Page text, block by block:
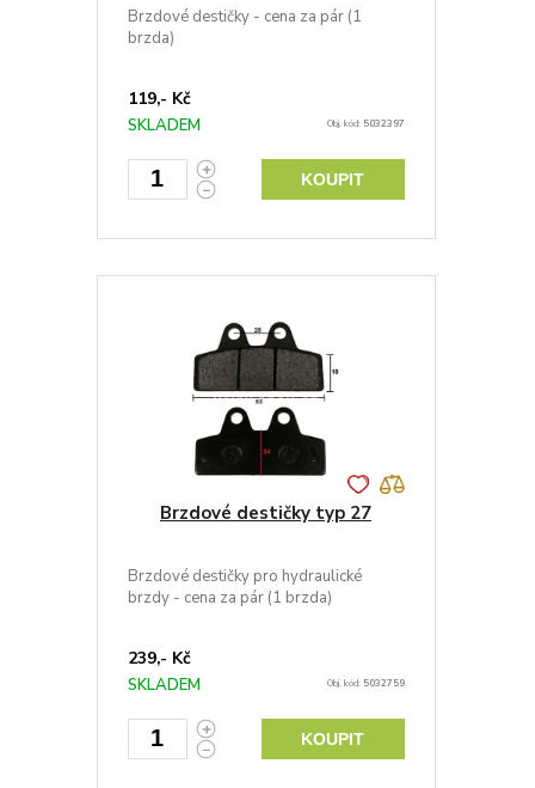
Brzdové destičky - cena za pár (1
brzda)
119,- Kč
SKLADEM Obj. kód: 5032397
KOUPIT
Brzdové destičky typ 27
Brzdové destičky pro hydraulické
brzdy - cena za pár (1 brzda)
239,- Kč
SKLADEM Obj. kód: 5032759
KOUPIT